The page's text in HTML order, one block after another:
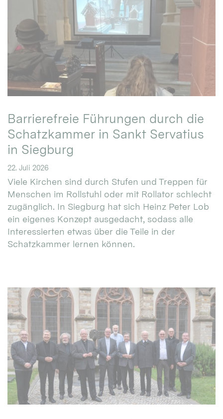
Barrierefreie Führungen durch die
Schatzkammer in Sankt Servatius
in Siegburg
22. Juli 2026
Viele Kirchen sind durch Stufen und Treppen für
Menschen im Rollstuhl oder mit Rollator schlecht
zugänglich. In Siegburg hat sich Heinz Peter Lob
ein eigenes Konzept ausgedacht, sodass alle
Interessierten etwas über die Teile in der
Schatzkammer lernen können.